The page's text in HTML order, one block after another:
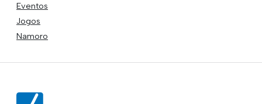
Eventos
Jogos
Namoro